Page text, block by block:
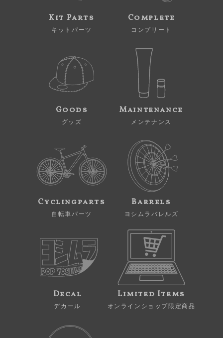
Kit Parts
キットパーツ
Complete
コンプリート
Goods
グッズ
Maintenance
メンテナンス
Cyclingparts
自転車パーツ
Barrels
ヨシムラバレルズ
Decal
デカール
Limited Items
オンラインショップ限定商品